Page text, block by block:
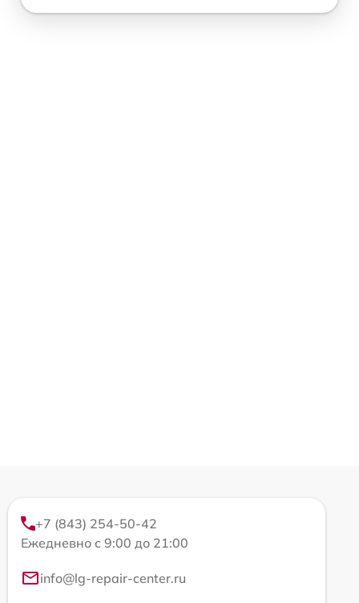
+7 (843) 254-50-42
Ежедневно с 9:00 до 21:00
info@lg-repair-center.ru